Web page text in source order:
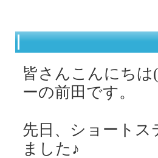
皆さんこんにち
ーの前田です。
先日、ショート
ました♪